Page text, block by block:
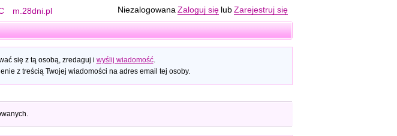
m.28dni.pl Niezalogowana Zaloguj się lub Zarejestruj się
się z tą osobą, zredaguj i wyślij wiadomość.
z treścią Twojej wiadomości na adres email tej osoby.